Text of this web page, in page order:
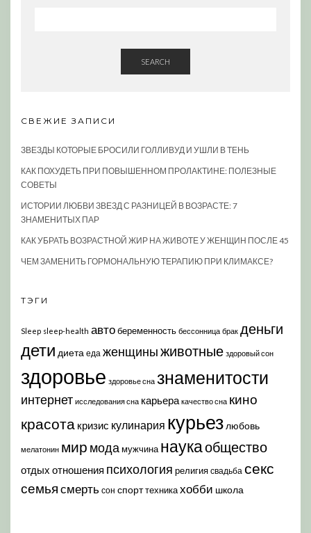
SEARCH
СВЕЖИЕ ЗАПИСИ
ЗВЕЗДЫ КОТОРЫЕ БРОСИЛИ ГОЛЛИВУД И УШЛИ В ТЕНЬ
КАК ПОХУДЕТЬ ПРИ ПОВЫШЕННОМ ПРОЛАКТИНЕ: ПОЛЕЗНЫЕ
СОВЕТЫ
ИСТОРИИ ЛЮБВИ ЗВЕЗД С РАЗНИЦЕЙ В ВОЗРАСТЕ: 7
ЗНАМЕНИТЫХ ПАР
КАК УБРАТЬ ВОЗРАСТНОЙ ЖИР НА ЖИВОТЕ У ЖЕНЩИН ПОСЛЕ 45
ЧЕМ ЗАМЕНИТЬ ГОРМОНАЛЬНУЮ ТЕРАПИЮ ПРИ КЛИМАКСЕ?
ТЭГИ
Sleep sleep-health автобеременность бессонница брак деньги
дети диета еда женщиныживотные здоровый сон
здоровье здоровье сна знаменитости
интернет исследования сна карьера качество сна кино
красота кризис кулинария курьез любовь
мелатонин мир модамужчина наукаобщество
отдых отношения психология религия свадьба секс
семья смерть сон спорттехникахобби школа